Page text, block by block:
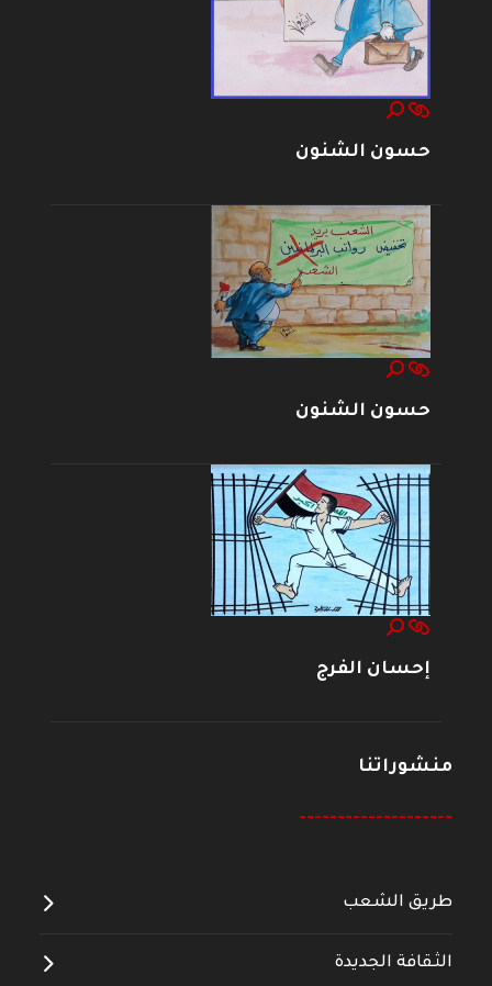
حسون الشنون
حسون الشنون
إحسان الفرج
منشوراتنا
--------------------
طريق الشعب
الثقافة الجديدة